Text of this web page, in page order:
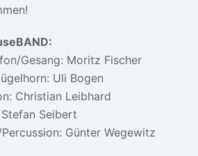
Gesang: Moritz Fischer
Uli Bogen
Christian Leibhard
Seibert
Günter Wegewitz